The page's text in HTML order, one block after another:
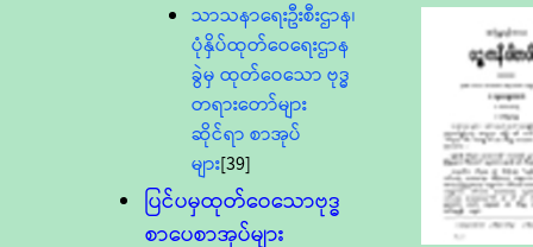
သာသနာရေးဦးစီးဌာန၊
ပုံနှိပ်ထုတ်ဝေရေးဌာန
ခွဲမှ ထုတ်ဝေသော ဗုဒ္ဓ
တရားတော်များ
ဆိုင်ရာ စာအုပ်
များ[39]
ပြင်ပမှထုတ်ဝေသောဗုဒ္ဓ
စာပေစာအုပ်များ